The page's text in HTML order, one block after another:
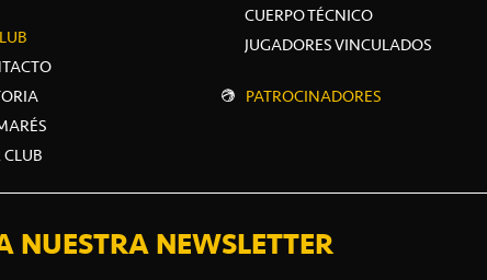
CUERPO TÉCNICO
JUGADORES VINCULADOS
PATROCINADORES
NUESTRA NEWSLETTER